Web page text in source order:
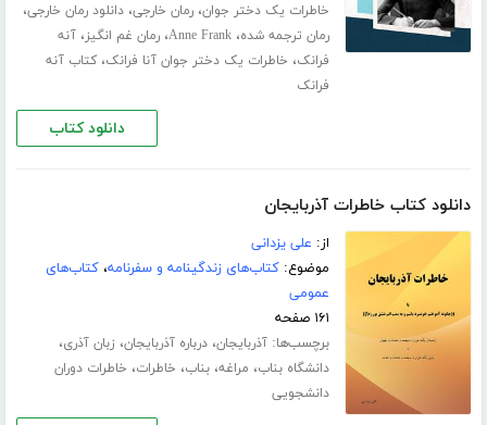
خاطرات یک دختر جوان،رمان خارجی،دانلود رمان خارجی،
رمان ترجمه شده،Anne Frank،رمان غم انگیز،آنه
فرانک، خاطرات یک دختر جوان آنا فرانک،کتاب آنه
فرانک
دانلود کتاب
دانلود کتاب خاطرات آذربایجان
از: علی یزدانی
موضوع:کتاب‌های زندگینامه و سفرنامه،کتاب‌های
عمومی
۱۶۱ صفحه
برچسب‌ها:آذربایجان،درباره آذربایجان، زبان آذری،
دانشگاه بناب، مراغه،بناب، خاطرات، خاطرات دوران
دانشجویی